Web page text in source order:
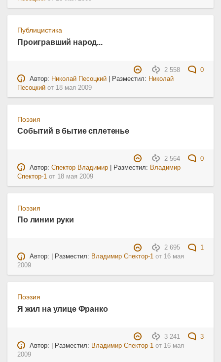
Публицистика
Проигравший народ...
2 558
0
Автор: Николай Песоцкий | Разместил: Николай
Песоцкий от 18 мая 2009
Поэзия
Событий в бытие сплетенье
2 564
0
Автор:Спектор Владимир | Разместил: Владимир
Спектор-1 от 18 мая 2009
Поэзия
По линии руки
2 695
1
Автор: | Разместил: Владимир Спектор-1 от 16 мая
2009
Поэзия
Я жил на улице Франко
3 241
3
Автор: | Разместил: Владимир Спектор-1 от 16 мая
2009